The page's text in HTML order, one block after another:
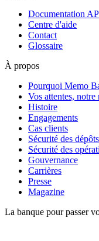
Documentation
Centre d'aide
Contact
Glossaire
À propos
Pourquoi Memo
Vos attentes, notre
Histoire
Engagements
Cas clients
Sécurité des dépôts
Sécurité des
Gouvernance
Carrières
Presse
Magazine
La banque pour passer